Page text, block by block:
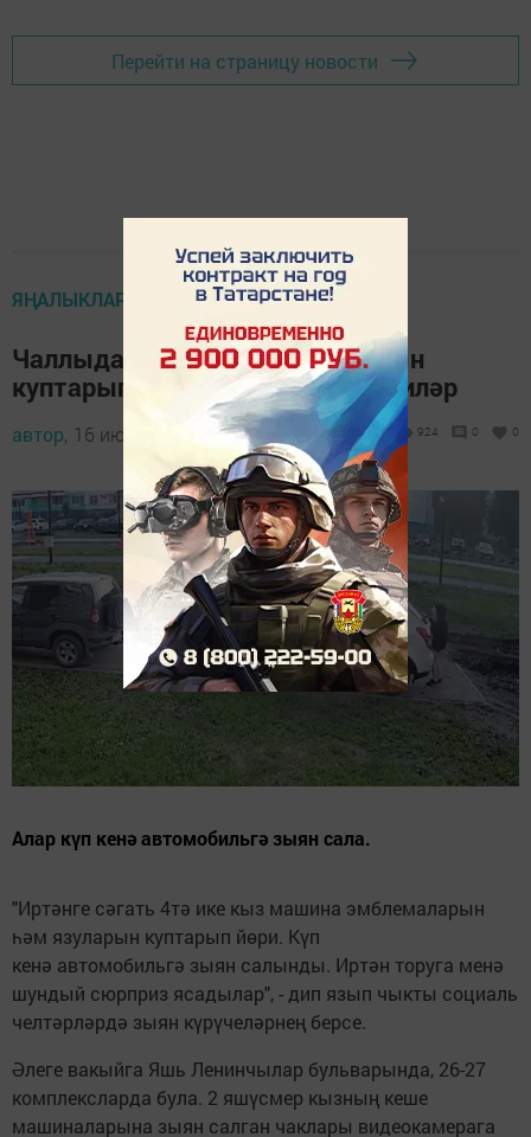
Перейти на страницу новости
ЯҢАЛЫКЛАР ТАСМАСЫ
Чаллыда машина эмблемаларын
куптарып йөрүче кызларны эзлиләр
автор, 16 июнь 2023 - 10:25 924 0 0
Алар күп кенә автомобильгә зыян сала.
"Иртәнге сәгать 4тә ике кыз машина эмблемаларын
һәм язуларын куптарып йөри. Күп
кенә автомобильгә зыян салынды. Иртән торуга менә
шундый сюрприз ясадылар", - дип язып чыкты социаль
челтәрләрдә зыян күрүчеләрнең берсе.
Әлеге вакыйга Яшь Ленинчылар бульварында, 26-27
комплексларда була. 2 яшүсмер кызның кеше
машиналарына зыян салган чаклары видеокамерага